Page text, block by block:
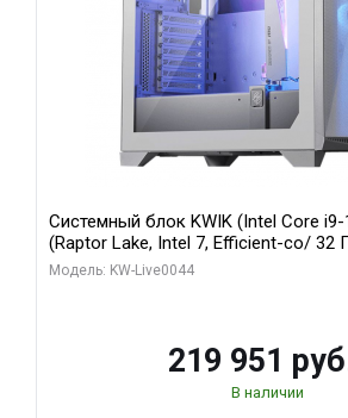
Системный блок KWIK (Intel Core i9-
(Raptor Lake, Intel 7, Efficient-co/ 32
модуля)/ Gigabyte RTX5070Ti AERO
Модель: KW-Live0044
219 951
В наличии